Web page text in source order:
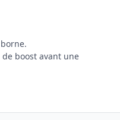
boost avant une